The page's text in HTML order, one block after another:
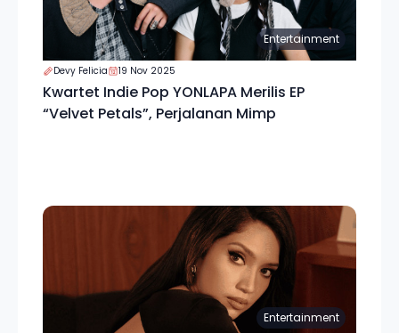
Entertainment
Devy Felicia 19 Nov 2025
Kwartet Indie Pop YONLAPA Merilis EP
“Velvet Petals”, Perjalanan Mimp
Entertainment